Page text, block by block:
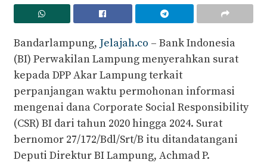
Bandarlampung, Jelajah.co – Bank Indonesia
(BI) Perwakilan Lampung menyerahkan surat
kepada DPP Akar Lampung terkait
perpanjangan waktu permohonan informasi
mengenai dana Corporate Social Responsibility
(CSR) BI dari tahun 2020 hingga 2024. Surat
bernomor 27/172/Bdl/Srt/B itu ditandatangani
Deputi Direktur BI Lampung, Achmad P.